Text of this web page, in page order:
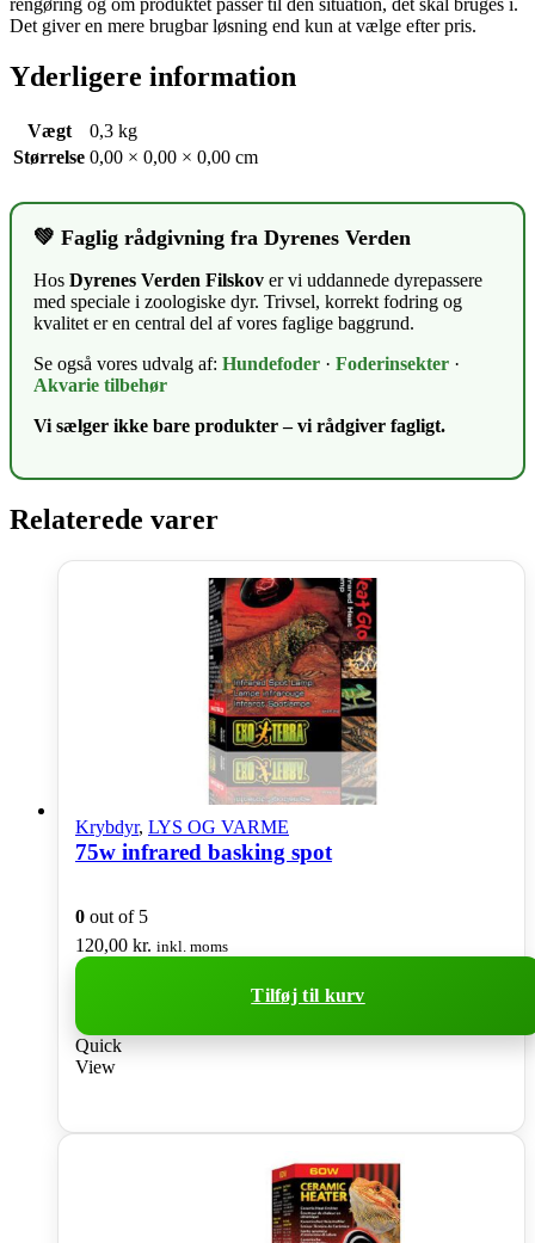
rengøring og om produktet passer til den situation, det skal bruges i.
Det giver en mere brugbar løsning end kun at vælge efter pris.
Yderligere information
Vægt
0,3 kg
Størrelse 0,00 × 0,00 × 0,00 cm
💚 Faglig rådgivning fra Dyrenes Verden
Hos Dyrenes Verden Filskov er vi uddannede dyrepassere
med speciale i zoologiske dyr. Trivsel, korrekt fodring og
kvalitet er en central del af vores faglige baggrund.
Se også vores udvalg af: Hundefoder · Foderinsekter ·
Akvarie tilbehør
Vi sælger ikke bare produkter – vi rådgiver fagligt.
Relaterede varer
Krybdyr, LYS OG VARME
75w infrared basking spot
0 out of 5
120,00 kr. inkl. moms
Tilføj til kurv
Quick
View